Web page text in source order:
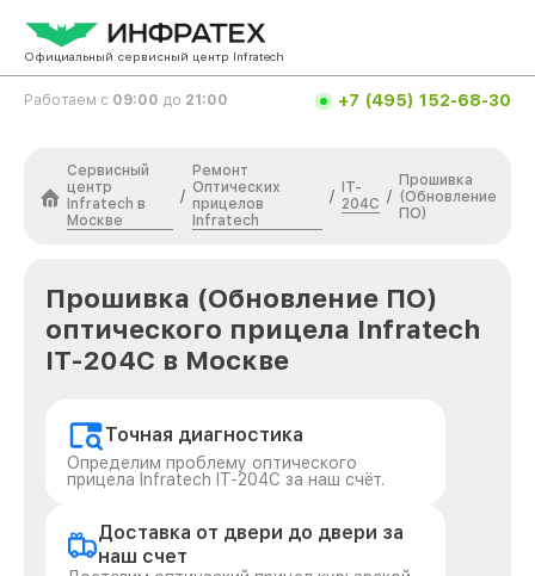
Официальный сервисный центр Infratech
Работаем с 09:00 до 21:00 +7 (495) 152-68-30
Сервисный
центр
Infratech в
Москве
/
Ремонт
Оптических
прицелов
Infratech
/
IT-
204C /
Прошивка
(Обновление
ПО)
Прошивка (Обновление ПО)
оптического прицела Infratech
IT-204C в Москве
Точная диагностика
Определим проблему оптического
прицела Infratech IT-204C за наш счёт.
Доставка от двери до двери за
наш счет